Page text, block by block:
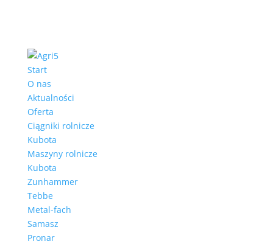
Start
O nas
Aktualności
Oferta
Ciągniki rolnicze
Kubota
Maszyny rolnicze
Kubota
Zunhammer
Tebbe
Metal-fach
Samasz
Pronar